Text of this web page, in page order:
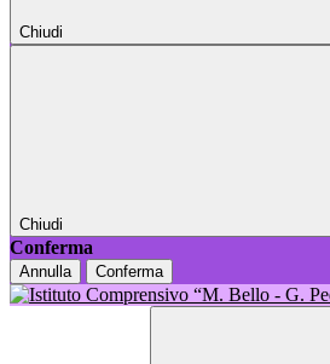
Chiudi
Chiudi
Conferma
Annulla Conferma